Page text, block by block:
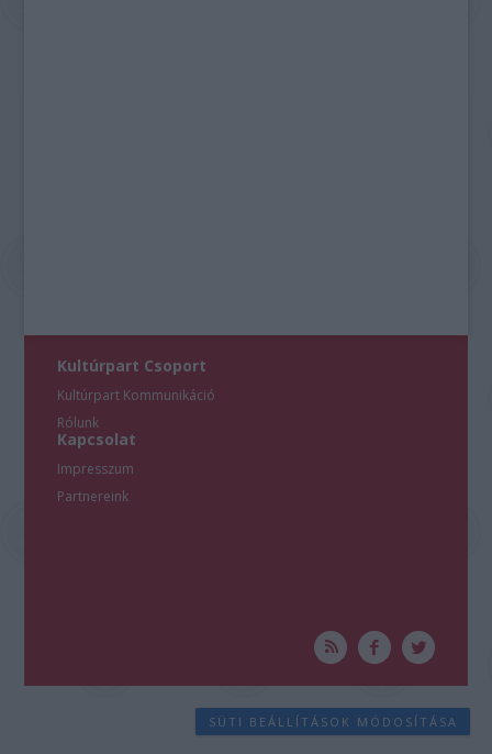
Kultúrpart Csoport
Kultúrpart Kommunikáció
Rólunk
Kapcsolat
Impresszum
Partnereink
SÜTI BEÁLLÍTÁSOK MÓDOSÍTÁSA